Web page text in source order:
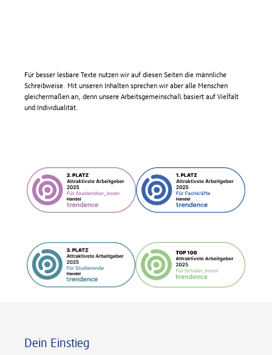
Für besser lesbare Texte nutzen wir auf diesen Seiten die männliche
Schreibweise. Mit unseren Inhalten sprechen wir aber alle Menschen
gleichermaßen an, denn unsere Arbeitsgemeinschaft basiert auf Vielfalt
und Individualität.
Dein Einstieg